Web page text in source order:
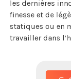
les dernières
finesse et de
statiques ou en
travailler dans